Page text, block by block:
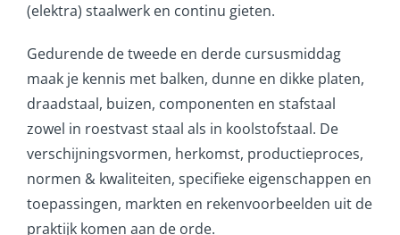
(elektra) staalwerk en continu gieten.
Gedurende de tweede en derde cursusmiddag
maak je kennis met balken, dunne en dikke platen,
draadstaal, buizen, componenten en stafstaal
zowel in roestvast staal als in koolstofstaal. De
verschijningsvormen, herkomst, productieproces,
normen & kwaliteiten, specifieke eigenschappen en
toepassingen, markten en rekenvoorbeelden uit de
praktijk komen aan de orde.